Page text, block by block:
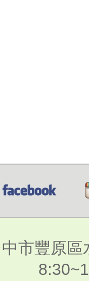
市豐原